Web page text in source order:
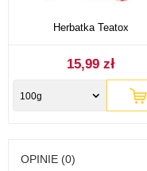
Herbatka Teatox
15,99 zł
100g
OPINIE (0)